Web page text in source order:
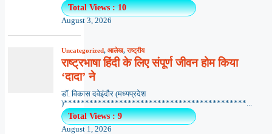
Total Views : 10
August 3, 2026
Uncategorized, आलेख,राष्ट्रीय
राष्ट्रभाषा हिंदी के लिए संपूर्ण जीवन होम किया
‘दादा’ ने
डॉ. विकास दवेइंदौर (मध्यप्रदेश
)*******************************************...
Total Views : 9
August 1, 2026